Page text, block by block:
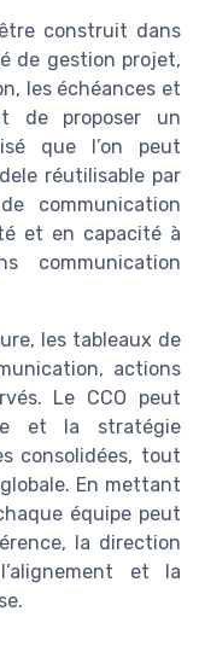
construit dans
de gestion projet,
les échéances et
de proposer un
que l’on peut
réutilisable par
communication
et en capacité à
communication
les tableaux de
actions
Le CCO peut
et la stratégie
consolidées, tout
En mettant
équipe peut
la direction
et la